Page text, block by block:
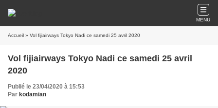
MENU
Accueil » Vol fijiairways Tokyo Nadi ce samedi 25 avril 2020
Vol fijiairways Tokyo Nadi ce samedi 25 avril
2020
Publié le 23/04/2020 à 15:53
Par kodamian